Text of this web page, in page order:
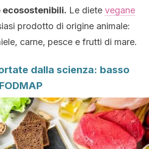
Le diete vegane
prodotto di origine animale:
carne, pesce e frutti di mare.
dalla scienza: basso